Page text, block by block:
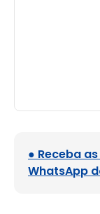
● Receba
WhatsApp